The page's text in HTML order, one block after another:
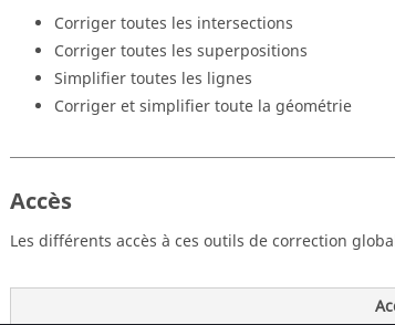
Corriger toutes les intersections
Corriger toutes les superpositions
Simplifier toutes les lignes
Corriger et simplifier toute la géométrie
Accès
Les différents accès à ces outils de correction